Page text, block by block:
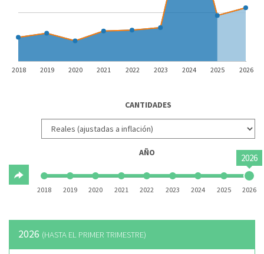
2018 2019 2020 2021 2022 2023 2024 2025 2026
CANTIDADES
AÑO 2026
2018 2019 2020 2021 2022 2023 2024 2025 2026
2026 (HASTA EL PRIMER TRIMESTRE)